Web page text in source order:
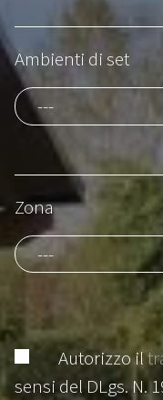
Ambienti di set
Zona
Autorizzo il
sensi del DLgs. N.